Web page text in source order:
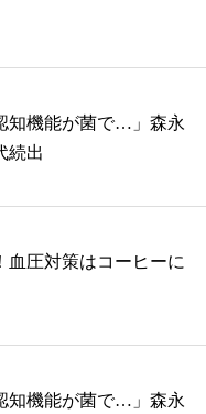
知機能が菌で…」森永
続出
血圧対策はコーヒーに
知機能が菌で…」森永